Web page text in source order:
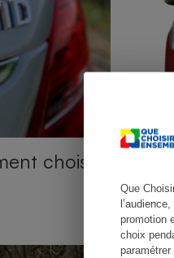
Que
promotion
choix
choisir
Cafetière à expressos
Robot ménager